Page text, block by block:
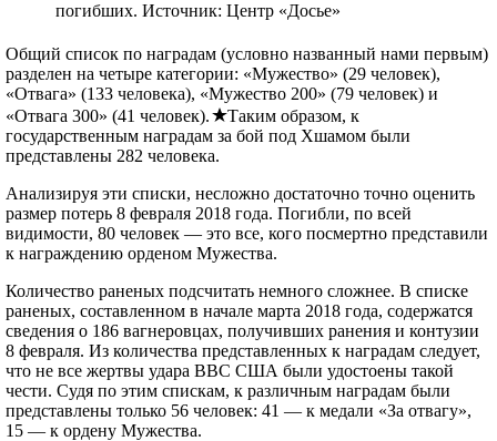
погибших. Источник: Центр «Досье»
Общий список по наградам (условно названный нами первым)
разделен на четыре категории: «Мужество» (29 человек),
«Отвага» (133 человека), «Мужество 200» (79 человек) и
«Отвага 300» (41 человек).
Таким образом, к
государственным наградам за бой под Хшамом были
представлены 282 человека.
Анализируя эти списки, несложно достаточно точно оценить
размер потерь 8 февраля 2018 года. Погибли, по всей
видимости, 80 человек — это все, кого посмертно представили
к награждению орденом Мужества.
Количество раненых подсчитать немного сложнее. В списке
раненых, составленном в начале марта 2018 года, содержатся
сведения о 186 вагнеровцах, получивших ранения и контузии
8 февраля. Из количества представленных к наградам следует,
что не все жертвы удара ВВС США были удостоены такой
чести. Судя по этим спискам, к различным наградам были
представлены только 56 человек: 41 — к медали «За отвагу»,
15 — к ордену Мужества.